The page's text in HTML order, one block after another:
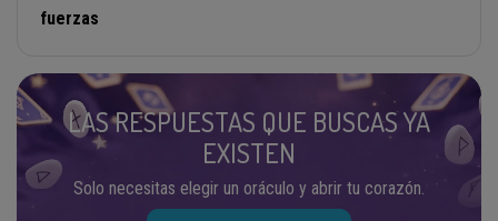
fuerzas
LAS RESPUESTAS QUE BUSCAS YA
EXISTEN
Solo necesitas elegir un oráculo y abrir tu corazón.